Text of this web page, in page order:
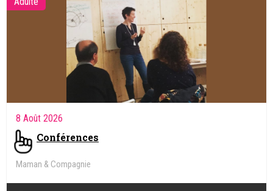
8 Août 2026
Conférences
Maman & Compagnie